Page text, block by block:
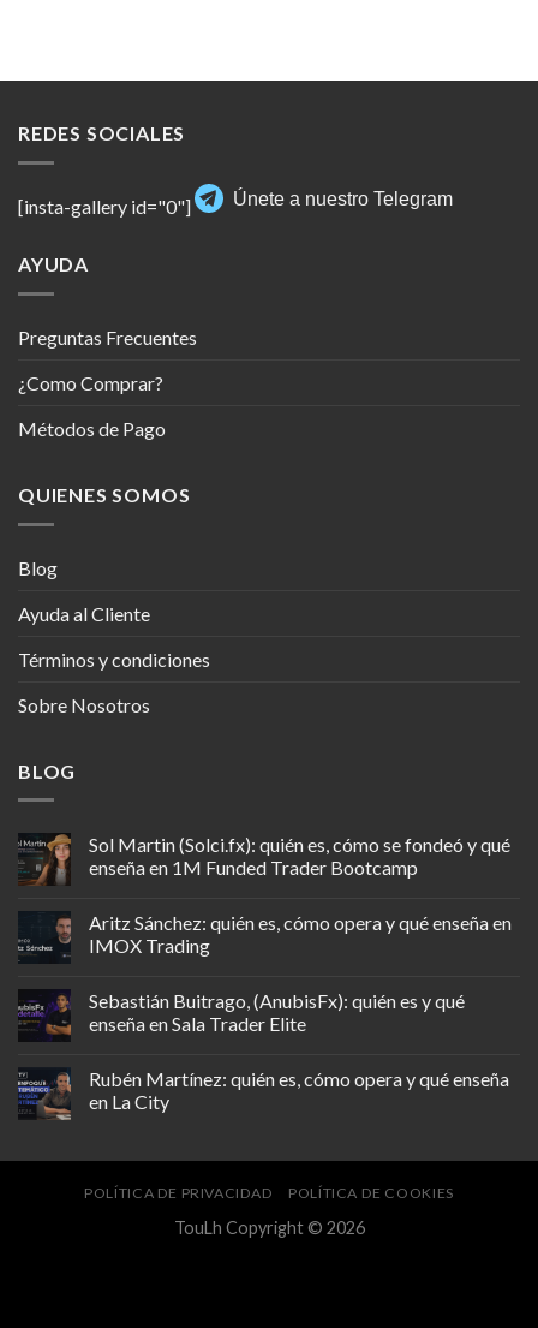
REDES SOCIALES
[insta-gallery id="0"] Únete a nuestro Telegram
AYUDA
Preguntas Frecuentes
¿Como Comprar?
Métodos de Pago
QUIENES SOMOS
Blog
Ayuda al Cliente
Términos y condiciones
Sobre Nosotros
BLOG
Sol Martin (Solci.fx): quién es, cómo se fondeó y qué
enseña en 1M Funded Trader Bootcamp
Aritz Sánchez: quién es, cómo opera y qué enseña en
IMOX Trading
Sebastián Buitrago, (AnubisFx): quién es y qué
enseña en Sala Trader Elite
Rubén Martínez: quién es, cómo opera y qué enseña
en La City
POLÍTICA DE PRIVACIDAD POLÍTICA DE COOKIES
TouLh Copyright © 2026